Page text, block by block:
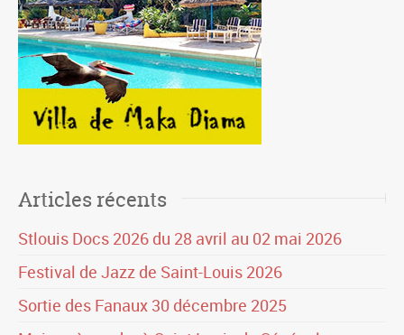
Articles récents
Stlouis Docs 2026 du 28 avril au 02 mai 2026
Festival de Jazz de Saint-Louis 2026
Sortie des Fanaux 30 décembre 2025